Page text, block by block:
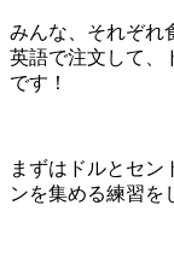
みんな、それぞれ
英語で注文して、
です！
まずはドルとセン
ンを集める練習を